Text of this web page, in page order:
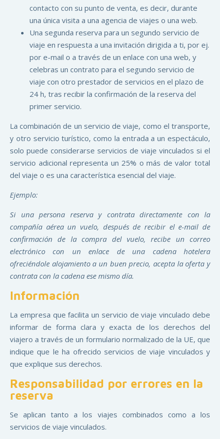
contacto con su punto de venta, es decir, durante
una única visita a una agencia de viajes o una web.
Una segunda reserva para un segundo servicio de
viaje en respuesta a una invitación dirigida a ti, por ej.
por e-mail o a través de un enlace con una web, y
celebras un contrato para el segundo servicio de
viaje con otro prestador de servicios en el plazo de
24 h, tras recibir la confirmación de la reserva del
primer servicio.
La combinación de un servicio de viaje, como el transporte,
y otro servicio turístico, como la entrada a un espectáculo,
solo puede considerarse servicios de viaje vinculados si el
servicio adicional representa un 25% o más de valor total
del viaje o es una característica esencial del viaje.
Ejemplo:
Si una persona reserva y contrata directamente con la
compañía aérea un vuelo, después de recibir el e-mail de
confirmación de la compra del vuelo, recibe un correo
electrónico con un enlace de una cadena hotelera
ofreciéndole alojamiento a un buen precio, acepta la oferta y
contrata con la cadena ese mismo día.
Información
La empresa que facilita un servicio de viaje vinculado debe
informar de forma clara y exacta de los derechos del
viajero a través de un formulario normalizado de la UE, que
indique que le ha ofrecido servicios de viaje vinculados y
que explique sus derechos.
Responsabilidad por errores en la
reserva
Se aplican tanto a los viajes combinados como a los
servicios de viaje vinculados.